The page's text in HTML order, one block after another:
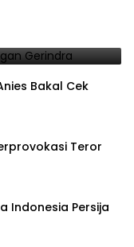
Bakal Cek
Teror
Indonesia Persija